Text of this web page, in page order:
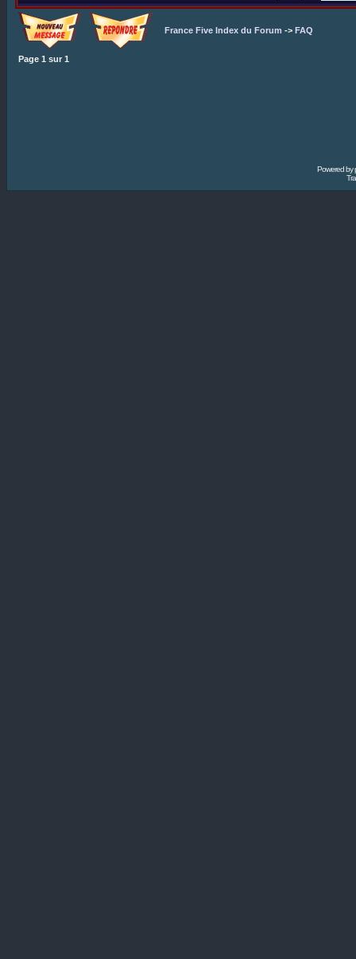
France Five Index du Forum -> FAQ
Page 1 sur 1
Powered by